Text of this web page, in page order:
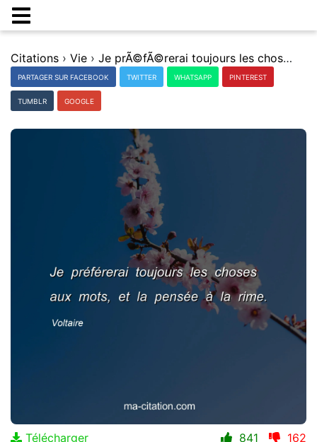
Citations › Vie › Je prÃ©fÃ©rerai toujours les choses aux mots, et la pensÃ©e Ã la rime.
PARTAGER SUR FACEBOOK TWITTER WHATSAPP PINTEREST
TUMBLR GOOGLE
Télécharger 841 162